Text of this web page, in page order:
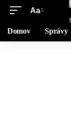
Aa
Domov Správy